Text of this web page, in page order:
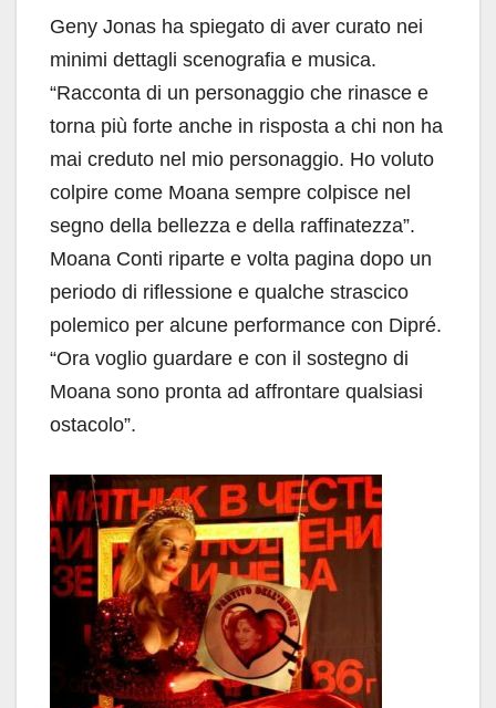
Geny Jonas ha spiegato di aver curato nei
minimi dettagli scenografia e musica.
“Racconta di un personaggio che rinasce e
torna più forte anche in risposta a chi non ha
mai creduto nel mio personaggio. Ho voluto
colpire come Moana sempre colpisce nel
segno della bellezza e della raffinatezza”.
Moana Conti riparte e volta pagina dopo un
periodo di riflessione e qualche strascico
polemico per alcune performance con Dipré.
“Ora voglio guardare e con il sostegno di
Moana sono pronta ad affrontare qualsiasi
ostacolo”.